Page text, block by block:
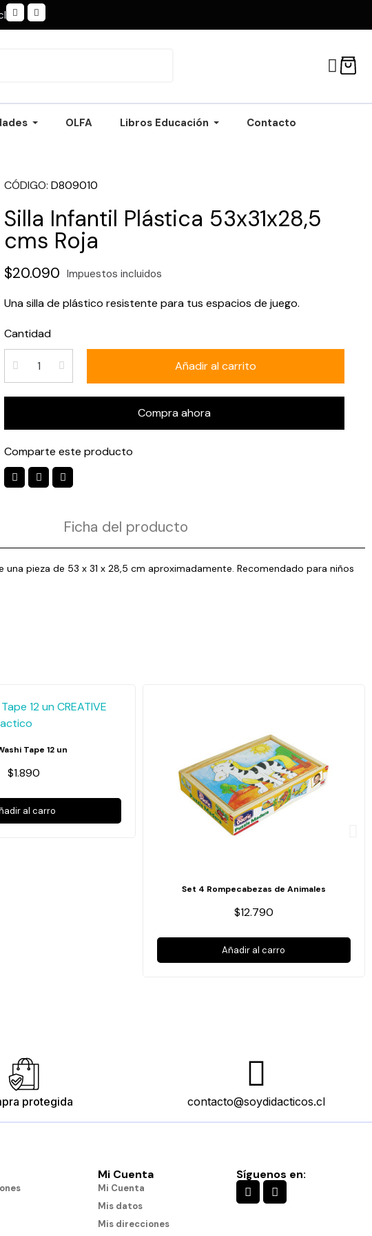
OLFA Libros Educación Contacto
CÓDIGO D809010
Silla Infantil Plástica 53x31x28,5
cms Roja
$20.090 Impuestos incluidos
Una silla de plástico resistente para tus espacios de juego.
Cantidad
Añadir al carrito
Compra ahora
Comparte este producto
Ficha del producto
pieza de 53 x 31 x 28,5 cm aproximadamente. Recomendado para niños
Tape 12 un
$1.890
al carro
Set 4 Rompecabezas de Animales
$12.790
Añadir al carro
Conectables Engranajes Conectables
$11.490
protegida contacto@soydidacticos.cl
Mi Cuenta
Mi Cuenta
Mis datos
Mis direcciones
Síguenos en: